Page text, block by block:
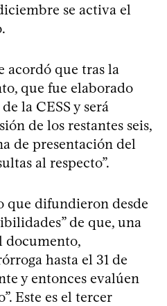
se activa el
acordó que tras la
que fue elaborado
la CESS y será
de los restantes seis,
de presentación del
al respecto”.
que difundieron desde
de que, una
documento,
hasta el 31 de
y entonces evalúen
Este es el tercer